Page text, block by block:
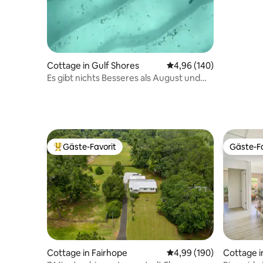
Cottage in Gulf Shores Durchschnittliche
4,96 (140)
Es gibt nichts Besseres als August und
Beliebter Gäste-Favorit.
Gäste-Favorit
Cottage in Fairhope Durchschnittliche
4,99 (190)
Gäste-
Gäste-
Cottage